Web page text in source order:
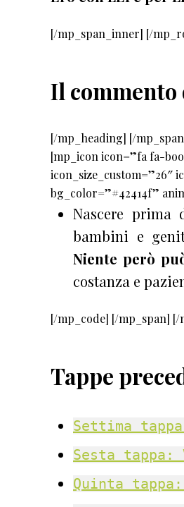
[/mp_span_inner] [/
Il commento
[/mp_heading] [/
[mp_icon icon=”fa fa-
icon_size_custom=”26″
bg_color=”#42414f”
Nascere prima
bambini e
Niente però
costanza e
[/mp_code] [/mp_span]
Tappe
Settima
Sesta
Quinta